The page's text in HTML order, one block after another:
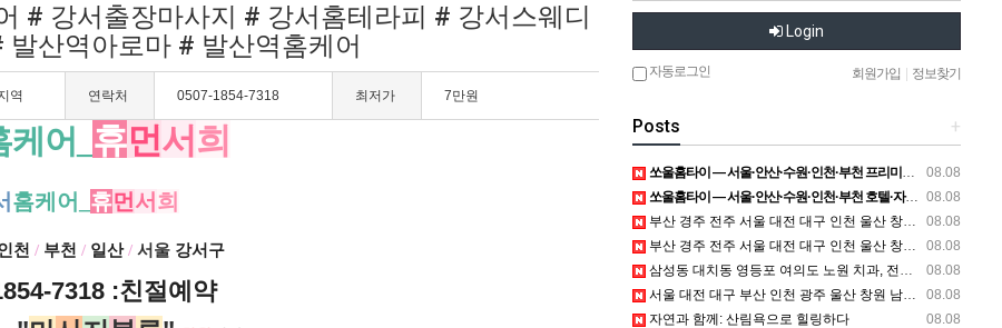
# 강서출장마사지 # 강서홈테라피 # 강서스웨디
산역아로마 # 발산역홈케어
역 연락처 0507-1854-7318 최저가 7만원
케어_ 휴먼서 희
홈케어_ 휴먼 서 희
천 / 부천 / 일산/ 서울 강서구
7318 :친절예약
Login
자동로그인 회원가입 정보찾기
+
Posts
08.08
쏘울홈타이 — 서울·안산·수원·인천·부천 프리미엄 홈타이 방문 관리
08.08
쏘울홈타이 — 서울·안산·수원·인천·부천 호텔·자택 홈케어 상담
08.08
부산 경주 전주 서울 대전 대구 인천 울산 창원 양산 포항 천안 평택 용인 고양 성남 수원 일수, 미용학원, 가족사진, 점집, 한복대여, 독학재수학원, 재회부적 정보
08.08
부산 경주 전주 서울 대전 대구 인천 울산 창원 양산 포항 천안 평택 용인 고양 성남 수원 일수, 미용학원, 가족사진, 점집, 한복대여, 독학재수학원, 재회부적 정보
08.08
삼성동 대치동 영등포 여의도 노원 치과, 전주임플란트 대구정형외과 광주피부과 정보
08.08
서울 대전 대구 부산 인천 광주 울산 창원 남양주 이혼전문변호사 정보
08.08
자연과 함께: 산림욕으로 힐링하다